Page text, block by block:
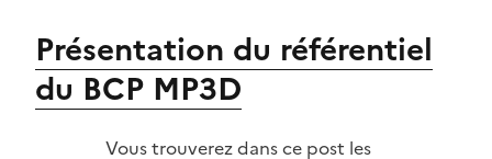
Présentation du référentiel
du BCP MP3D
ImageVous trouverez dans ce post les